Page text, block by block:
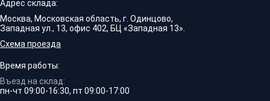
Адрес склада:
Москва, Московская область, г. Одинцово,
Западная ул., 13, офис 402, БЦ «Западная 13».
Схема проезда
Время работы:
Въезд на склад:
пн-чт 09:00-16:30, пт 09:00-17:00